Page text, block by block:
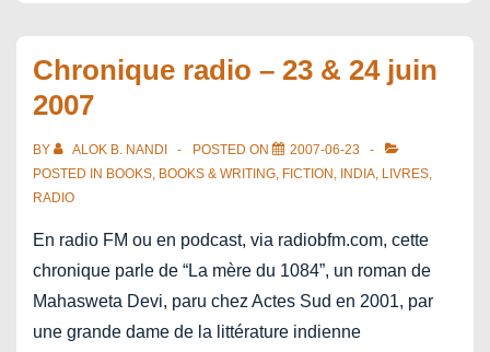
Chronique radio – 23 & 24 juin
2007
BY ALOK B. NANDI POSTED ON
2007-06-23
POSTED IN BOOKS, BOOKS & WRITING, FICTION , INDIA, LIVRES,
RADIO
En radio FM ou en podcast, via radiobfm.com, cette
chronique parle de “La mère du 1084”, un roman de
Mahasweta Devi, paru chez Actes Sud en 2001, par
une grande dame de la littérature indienne